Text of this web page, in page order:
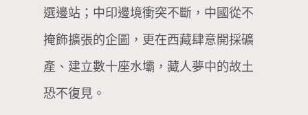
選邊站；中印邊境衝突不斷，中國從不
掩飾擴張的企圖，更在西藏肆意開採礦
產、建立數十座水壩，藏人夢中的故土
恐不復見。